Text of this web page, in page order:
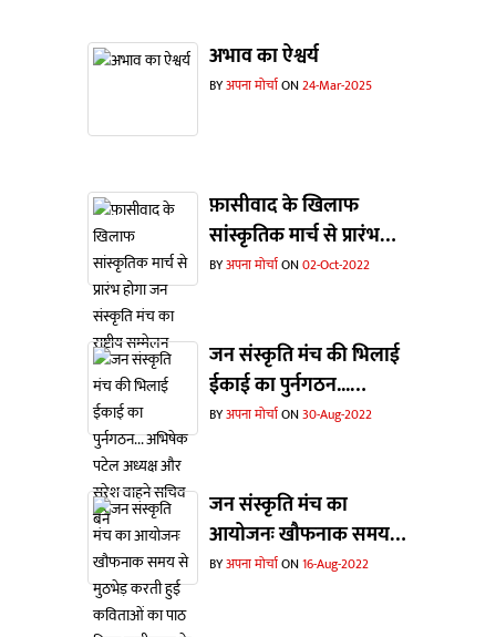
अभाव का ऐश्वर्य
BYअपना मोर्चाON24-Mar-2025
फ़ासीवाद के खिलाफ
सांस्कृतिक मार्च से प्रारंभ
होगा जन संस्कृति मंच का
BYअपना मोर्चाON02-Oct-2022
जन संस्कृति मंच की भिलाई
ईकाई का पुर्नगठन...
अभिषेक पटेल अध्यक्ष और
BYअपना मोर्चाON30-Aug-2022
जन संस्कृति मंच का
आयोजनः खौफनाक समय से
मुठभेड़ करती हुई कविताओं
BYअपना मोर्चाON16-Aug-2022